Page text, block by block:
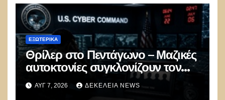
ΕΞΩΤΕΡΙΚΑ
Θρίλερ στο Πεντάγωνο – Μαζικές
αυτοκτονίες συγκλονίζουν τον
μυστικό στρατό
κυβερνοπολέμου των ΗΠΑ
ΑΥΓ 7, 2026 ΔΕΚΈΛΕΙΑ NEWS